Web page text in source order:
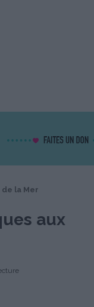
de la Mer
aux